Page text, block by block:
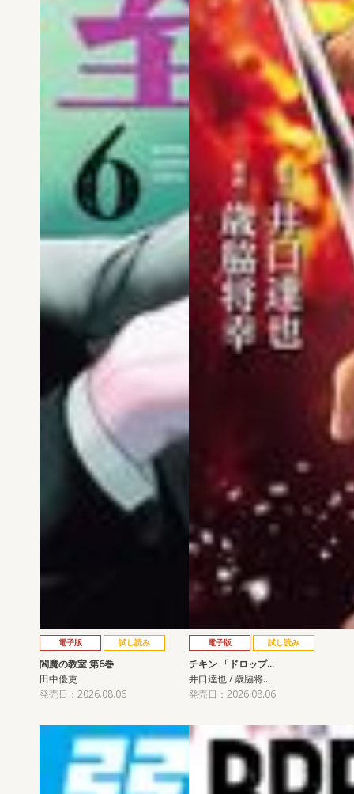
電子版 試し読み
閻魔の教室 第6巻
田中優吏
発売日：2026.08.06
電子版 試し読み
チキン 「ドロップ…
井口達也 / 歳脇将…
発売日：2026.08.06